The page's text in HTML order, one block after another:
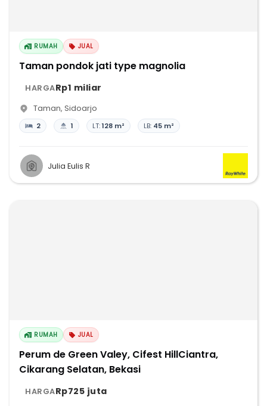
RUMAH JUAL
Taman pondok jati type magnolia
HARGARp1 miliar
Taman, Sidoarjo
2 1 LT:128 m² LB: 45 m²
Julia Eulis R
RUMAH JUAL
Perum de Green Valey, Cifest HillCiantra,
Cikarang Selatan, Bekasi
HARGARp725 juta